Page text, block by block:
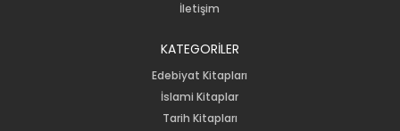
İletişim
KATEGORİLER
Edebiyat Kitapları
İslami Kitaplar
Tarih Kitapları